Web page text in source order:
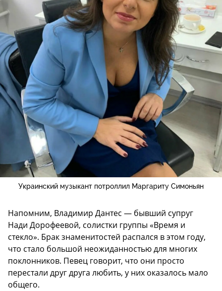
Украинский музыкант потроллил Маргариту Симоньян
Напомним, Владимир Дантес — бывший супруг
Нади Дорофеевой, солистки группы «Время и
стекло». Брак знаменитостей распался в этом году,
что стало большой неожиданностью для многих
поклонников. Певец говорит, что они просто
перестали друг друга любить, у них оказалось мало
общего.